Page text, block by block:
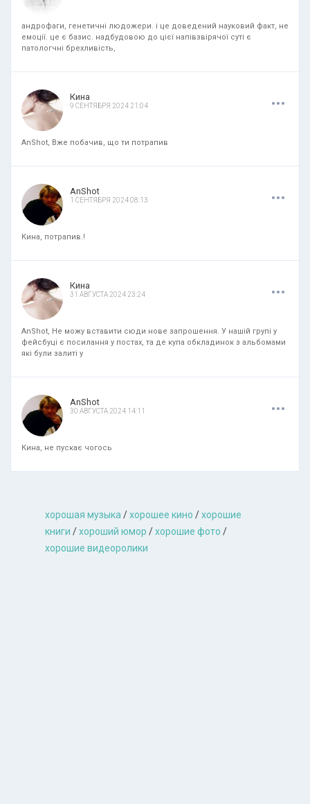
андрофаги, генетичні людожери. і це доведений науковий факт, не
емоції. це є базис. надбудовою до цієї напівзвірячої суті є
патологчні брехливість,
Кина
9 СЕНТЯБРЯ 2024 21:04 ...
AnShot, Вже побачив, що ти потрапив
AnShot
1 СЕНТЯБРЯ 2024 08:13 ...
Кина, потрапив.!
Кина
31 АВГУСТА 2024 23:24 ...
AnShot, Не можу вставити сюди нове запрошення. У нашій групі у
фейсбуці є посилання у постах, та де купа обкладинок з альбомами
які були залиті у
AnShot
30 АВГУСТА 2024 14:11 ...
Кина, не пускає чогось
хорошая музыкa /хорошее кино /хорошие
книги /хороший юмор /хорошие фото /
хорошие видеоролики